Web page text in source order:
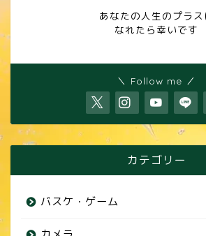
あなたの人生のプラス
なれたら幸いです
＼ Follow me ／
カテゴリー
バスケ・ゲーム